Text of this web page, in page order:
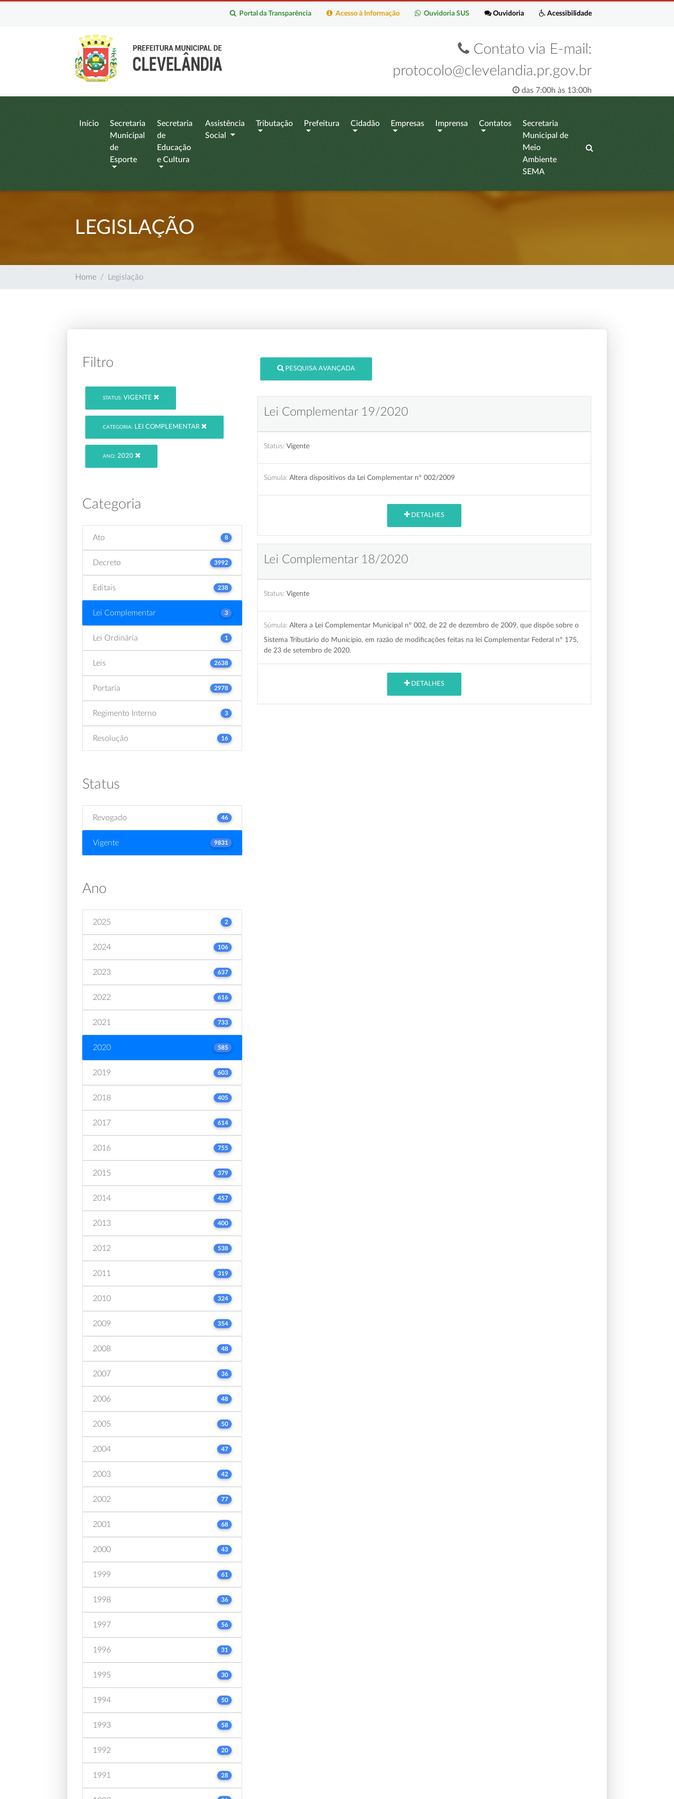
Acessibilidade
Ouvidoria
Ouvidoria SUS
Acesso à Informação
Portal da Transparência
Contato via E-mail:
protocolo@clevelandia.pr.gov.br
das 7:00h às 13:00h
Início
Secretaria
Municipal
de
Esporte
Secretaria
de
Educação
e Cultura
Assistência
Social
Tributação Prefeitura Cidadão Empresas Imprensa Contatos
Secretaria
Municipal de
Meio
Ambiente
SEMA
LEGISLAÇÃO
Home Legislação
Filtro
STATUS: VIGENTE
CATEGORIA: LEI COMPLEMENTAR
ANO: 2020
Categoria
Ato 8
Decreto 3992
Editais 238
Lei Complementar 3
Lei Ordinária 1
Leis 2638
Portaria 2978
Regimento Interno 3
Resolução 16
Status
Revogado 46
Vigente 9831
Ano
2025 2
2024 106
2023 637
2022 616
2021 733
2020 585
2019 603
2018 405
2017 614
2016 755
2015 379
2014 457
2013 400
2012 538
2011 319
2010 324
2009 354
2008 48
2007 36
2006 48
2005 50
2004 47
2003 42
2002 77
2001 68
2000 43
1999 61
1998 36
1997 56
1996 31
1995 30
1994 50
1993 58
1992 20
1991 28
PESQUISA AVANÇADA
Lei Complementar 19/2020
Status: Vigente
Súmula: Altera dispositivos da Lei Complementar nº 002/2009
DETALHES
Lei Complementar 18/2020
Status: Vigente
Súmula: Altera a Lei Complementar Municipal n° 002, de 22 de dezembro de 2009, que dispõe sobre o
Sistema Tributário do Município, em razão de modificações feitas na lei Complementar Federal n° 175,
de 23 de setembro de 2020.
DETALHES